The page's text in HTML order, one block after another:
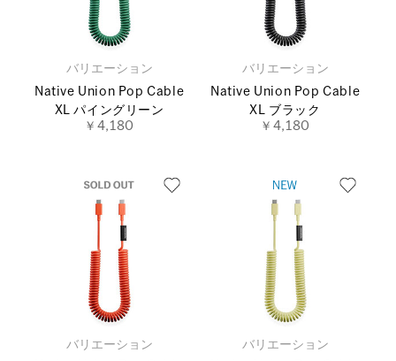
バリエーション
Native Union Pop Cable
XL パイングリーン
￥4,180
バリエーション
Native Union Pop Cable
XL ブラック
￥4,180
バリエーション
バリエーション